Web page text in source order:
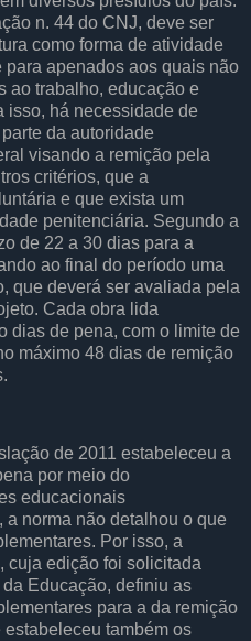
n. 44 do CNJ, deve ser
como forma de atividade
apenados aos quais não
ao trabalho, educação e
isso, há necessidade de
da autoridade
visando a remição pela
critérios, que a
e que exista um
penitenciária. Segundo a
de 22 a 30 dias para a
ao final do período uma
que deverá ser avaliada pela
Cada obra lida
dias de pena, com o limite de
máximo 48 dias de remição
de 2011 estabeleceu a
por meio do
educacionais
a norma não detalhou o que
Por isso, a
cuja edição foi solicitada
Educação, definiu as
para a da remição
também os